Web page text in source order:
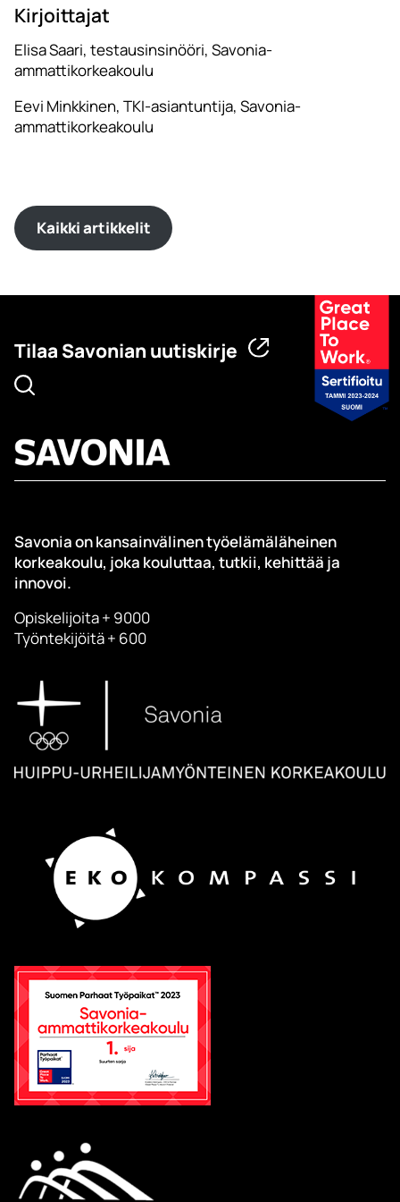
Kirjoittajat
Elisa Saari, testausinsinööri, Savonia-
ammattikorkeakoulu
Eevi Minkkinen, TKI-asiantuntija, Savonia-
ammattikorkeakoulu
Kaikki artikkelit
Tilaa Savonian uutiskirje
Savonia on kansainvälinen työelämäläheinen
korkeakoulu, joka kouluttaa, tutkii, kehittää ja
innovoi.
Opiskelijoita + 9000
Työntekijöitä + 600